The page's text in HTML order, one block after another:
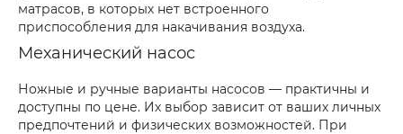
матрасов, в которых нет встроенного
приспособления для накачивания воздуха.
Механический насос
Ножные и ручные варианты насосов — практичны и
доступны по цене. Их выбор зависит от ваших личных
предпочтений и физических возможностей. При